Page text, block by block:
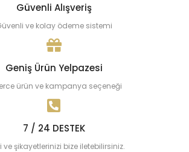
Güvenli Alışveriş
ve kolay ödeme sistemi
Geniş Ürün Yelpazesi
ürün ve kampanya seçeneği
7 / 24 DESTEK
ve şikayetlerinizi bize iletebilirsiniz.